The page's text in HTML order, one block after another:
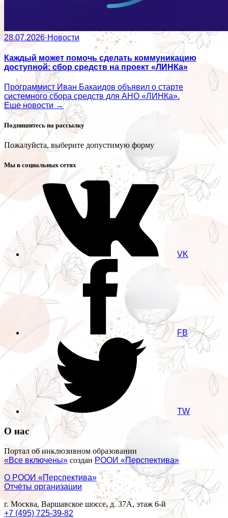
28.07.2026·Новости
Каждый может помочь сделать коммуникацию
доступной: сбор средств на проект «ЛИНКа»
Программист Иван Бакаидов объявил о старте
системного сбора средств для АНО «ЛИНКа».
Еще новости →
Подпишитесь на рассылку
Пожалуйста, выберите допустимую форму
Мы в социальных сетях
VK
FB
TW
О нас
Портал об инклюзивном образовании
«Все включены» создан РООИ «Перспектива»
О РООИ «Перспектива»
Отчёты организации
г. Москва, Варшавское шоссе, д. 37А, этаж 6-й
+7 (495) 725-39-82